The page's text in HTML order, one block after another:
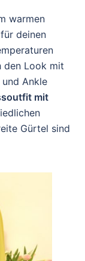
warmen
deinen
den Look mit
Ankle
mit
Gürtel sind